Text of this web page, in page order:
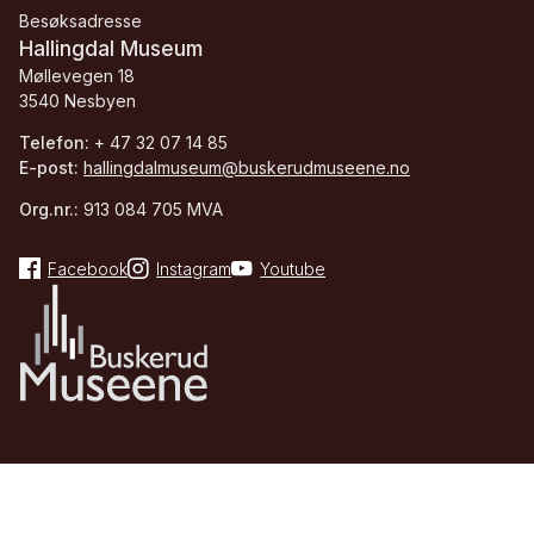
Besøksadresse
Hallingdal Museum
Møllevegen 18
3540 Nesbyen
Telefon: + 47 32 07 14 85
E-post: hallingdalmuseum@buskerudmuseene.no
Org.nr.: 913 084 705 MVA
Facebook Instagram Youtube